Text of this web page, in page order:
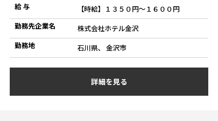
給 与
【時給】１３５０円～１６００円
勤務先企業名
株式会社ホテル金沢
勤務地
石川県、 金沢市
詳細を見る